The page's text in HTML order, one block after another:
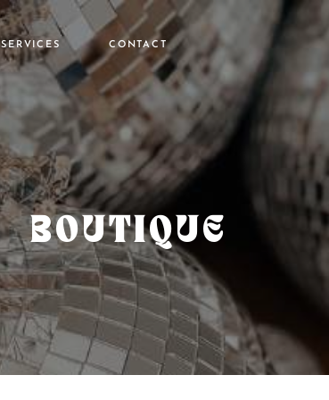
SERVICES
Location
Stickers personnalisés
Conseil
CONTACT
BOUTIQUE